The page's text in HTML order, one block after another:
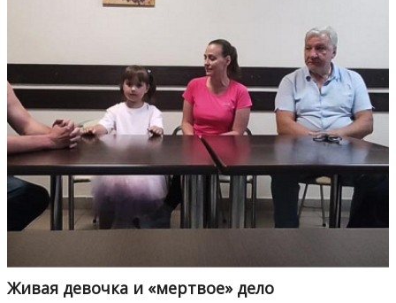
Живая девочка и «мертвое» дело